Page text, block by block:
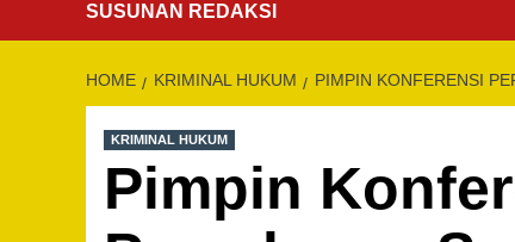
SUSUNAN REDAKSI
HOME KRIMINAL HUKUM PIMPIN KONFERENSI
KRIMINAL HUKUM
Pimpin